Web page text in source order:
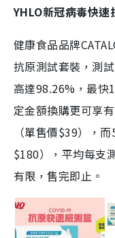
YHLO新冠病毒快速
健康食品品牌
抗原測試套裝，測
高達98.26%，最快
定金額換購更可享
（單售價$39），
$180），平均每支
有限，售完即止。